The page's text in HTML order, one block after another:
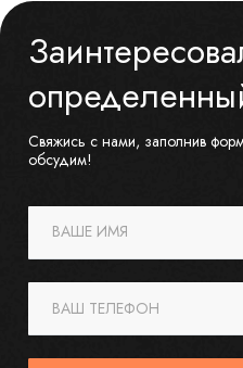
Свяжись с нами, заполнив
обсудим!
ВАШЕ ИМЯ
ВАШ ТЕЛЕФОН